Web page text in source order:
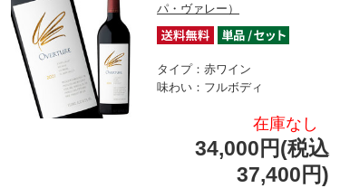
パ・ヴァレー）
タイプ：赤ワイン
味わい：フルボディ
在庫なし
34,000円(税込
37,400円)